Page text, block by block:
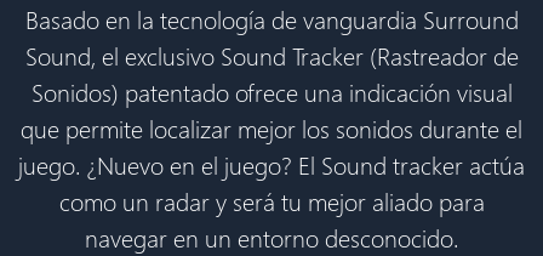
Basado en la tecnología de vanguardia Surround
Sound, el exclusivo Sound Tracker (Rastreador de
Sonidos) patentado ofrece una indicación visual
que permite localizar mejor los sonidos durante el
juego. ¿Nuevo en el juego? El Sound tracker actúa
como un radar y será tu mejor aliado para
navegar en un entorno desconocido.